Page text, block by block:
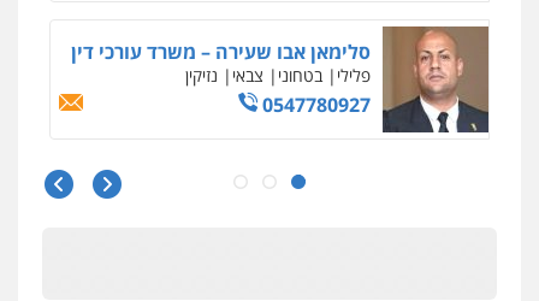
סלימאן אבו שעירה – משרד עורכי דין
פלילי בטחוני צבאי נזיקין
0547780927
עו"ד אסף גונן
מעצרים